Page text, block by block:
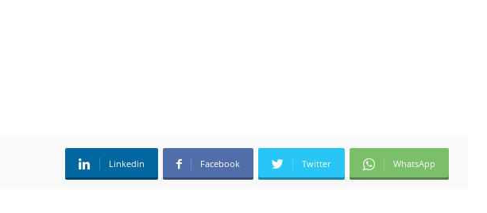
Linkedin Facebook Twitter WhatsApp